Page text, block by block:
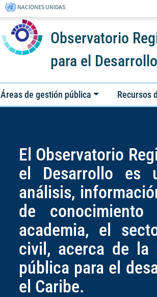
NACIONES UNIDAS
Observatorio
para el
Áreas de gestión pública Recursos
El Observatorio
el Desarrollo es
análisis,
de
academia, el
civil, acerca de la
pública para el
el Caribe.